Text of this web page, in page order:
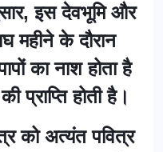
इस देवभूमि और
महीने के दौरान
का नाश होता है
प्राप्ति होती है।
को अत्यंत पवित्र